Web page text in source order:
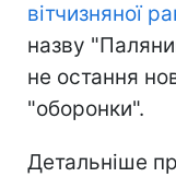
вітчизняної
назву
не остання
"оборонки".
Детальніше